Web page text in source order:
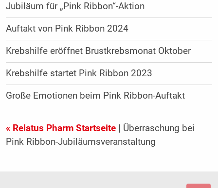
Jubiläum für „Pink Ribbon“-Aktion
Auftakt von Pink Ribbon 2024
Krebshilfe eröffnet Brustkrebsmonat Oktober
Krebshilfe startet Pink Ribbon 2023
Große Emotionen beim Pink Ribbon-Auftakt
« Relatus Pharm Startseite| Überraschung bei
Pink Ribbon-Jubiläumsveranstaltung